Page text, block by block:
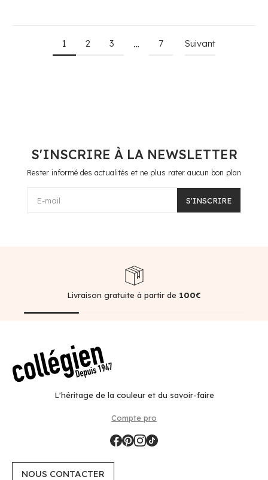
1 2 3 … 7 Suivant
S'INSCRIRE À LA NEWSLETTER
Rester informé des actualités et ne plus rater aucun bon plan
E-mail S'INSCRIRE
Livraison gratuite à partir de 100€
L'héritage de la couleur et du savoir-faire
Compte pro
NOUS CONTACTER